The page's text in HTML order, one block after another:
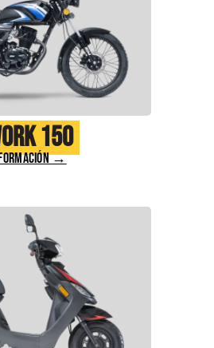
150
→